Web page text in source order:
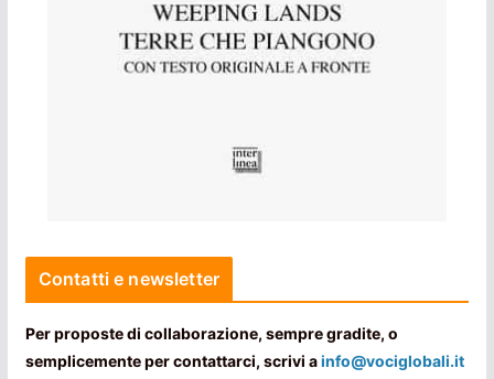
Contatti e newsletter
Per proposte di collaborazione, sempre gradite, o
semplicemente per contattarci, scrivi ainfo@vociglobali.it